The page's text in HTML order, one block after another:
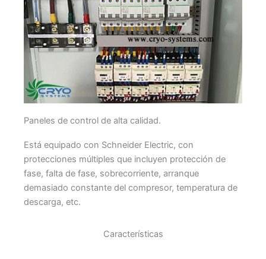
Paneles de control de alta calidad.
Está equipado con Schneider Electric, con
protecciones múltiples que incluyen protección de
fase, falta de fase, sobrecorriente, arranque
demasiado constante del compresor, temperatura de
descarga, etc.
Características